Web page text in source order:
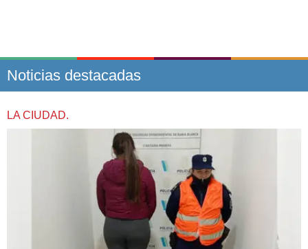
Noticias destacadas
LA CIUDAD.